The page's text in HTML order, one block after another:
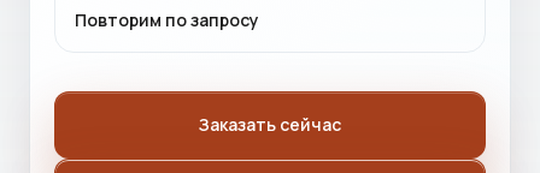
Повторим по запросу
Заказать сейчас